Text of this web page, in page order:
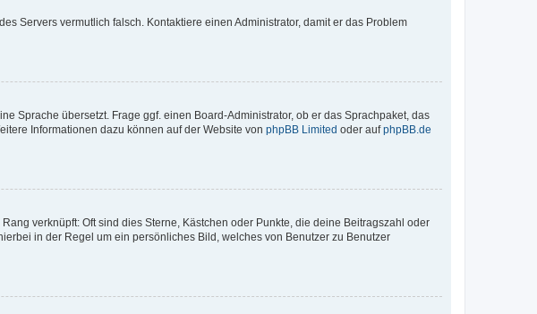
Servers vermutlich falsch. Kontaktiere einen Administrator, damit er das Problem
Sprache übersetzt. Frage ggf. einen Board-Administrator, ob er das Sprachpaket, das
Informationen dazu können auf der Website von phpBB Limited oder aufphpBB.de
verknüpft: Oft sind dies Sterne, Kästchen oder Punkte, die deine Beitragszahl oder
in der Regel um ein persönliches Bild, welches von Benutzer zu Benutzer